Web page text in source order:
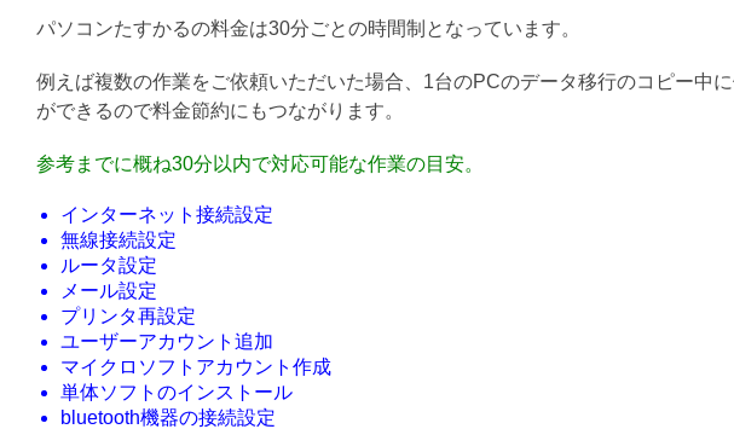
パソコンたすかるの料金は30分ごとの時間制となっています。
例えば複数の作業をご依頼いただいた場合、1台のPCのデータ移行のコピー中
ができるので料金節約にもつながります。
参考までに概ね30分以内で対応可能な作業の目安。
インターネット接続設定
無線接続設定
ルータ設定
メール設定
プリンタ再設定
ユーザーアカウント追加
マイクロソフトアカウント作成
単体ソフトのインストール
bluetooth機器の接続設定